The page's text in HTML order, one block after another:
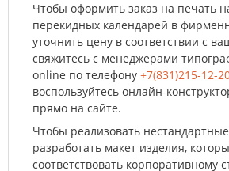
Чтобы оформить заказ на печать
перекидных календарей в
уточнить цену в соответствии с
свяжитесь с менеджерами
online по телефону +7(831)215-12-
воспользуйтесь онлайн-
прямо на сайте.
Чтобы реализовать
разработать макет изделия,
соответствовать корпоративному